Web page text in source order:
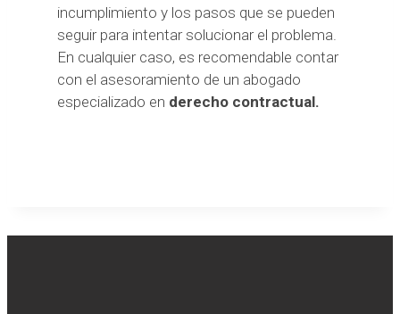
incumplimiento y los pasos que se pueden
seguir para intentar solucionar el problema.
En cualquier caso, es recomendable contar
con el asesoramiento de un abogado
especializado en derecho contractual.